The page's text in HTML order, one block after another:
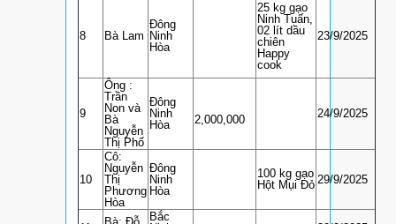
8 Bà Lam
Đông
Ninh
Hòa
25 kg gạo
Ninh Tuấn,
02 lít dầu
chiên
Happy
cook
23/9/2025
9
Ông :
Trần
Non và
Bà
Nguyễn
Thị Phố
Đông
Ninh
Hòa
2,000,000 24/9/2025
10
Cô:
Nguyễn
Thị
Phương
Hòa
Đông
Ninh
Hòa
100 kg gạo
Hột Mụi Đỏ 29/9/2025
Bắc